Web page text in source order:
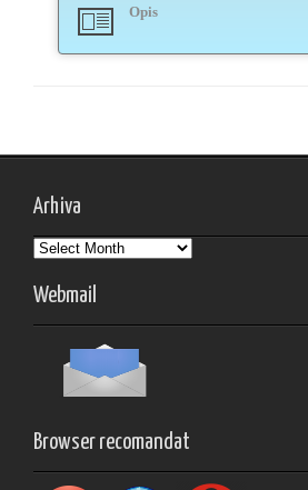
Opis
Arhiva
Arhiva
Webmail
Browser recomandat